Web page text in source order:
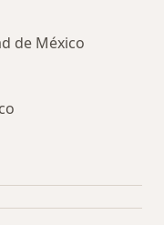
de México